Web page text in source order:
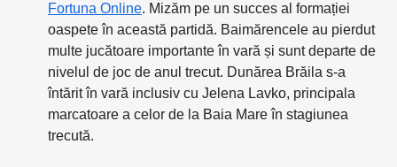
Fortuna Online. Mizăm pe un succes al formației
oaspete în această partidă. Baimărencele au pierdut
multe jucătoare importante în vară și sunt departe de
nivelul de joc de anul trecut. Dunărea Brăila s-a
întărit în vară inclusiv cu Jelena Lavko, principala
marcatoare a celor de la Baia Mare în stagiunea
trecută.